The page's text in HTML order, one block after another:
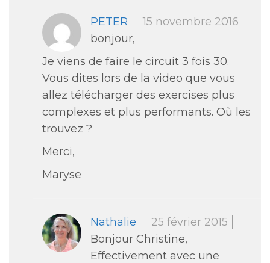
PETER
15 novembre 2016
bonjour,
Je viens de faire le circuit 3 fois 30.
Vous dites lors de la video que vous
allez télécharger des exercises plus
complexes et plus performants. Où les
trouvez ?
Merci,
Maryse
Nathalie
25 février 2015
Bonjour Christine,
Effectivement avec une